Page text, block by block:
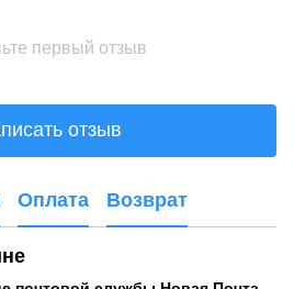
первый отзыв
отзыв
Оплата Возврат